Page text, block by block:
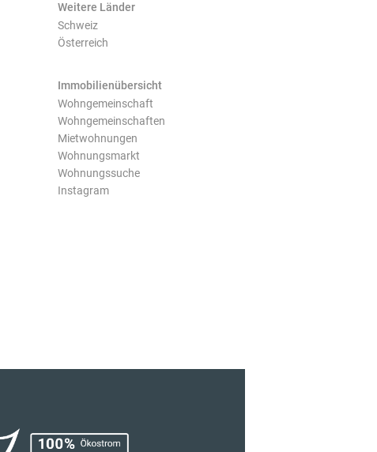
Weitere Länder
Schweiz
Österreich
Immobilienübersicht
Wohngemeinschaft
Wohngemeinschaften
Mietwohnungen
Wohnungsmarkt
Wohnungssuche
Instagram